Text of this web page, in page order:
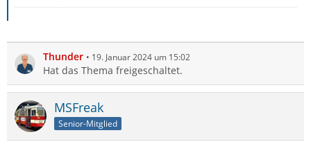
Thunder 19. Januar 2024 um 15:02
Hat das Thema freigeschaltet.
MSFreak
Senior-Mitglied